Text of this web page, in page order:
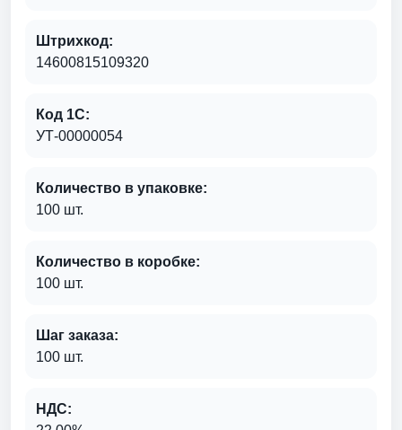
Штрихкод:
14600815109320
Код 1С:
УТ-00000054
Количество в упаковке:
100 шт.
Количество в коробке:
100 шт.
Шаг заказа:
100 шт.
НДС: